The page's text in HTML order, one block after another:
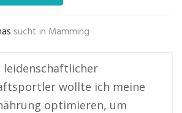
sucht in Mamming
leidenschaftlicher
wollte ich meine
optimieren, um